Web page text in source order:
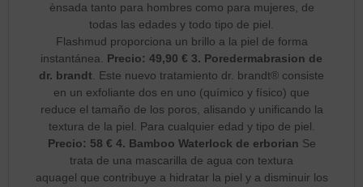
ènsada tanto para hombres como para mujeres, de
todas las edades y todo tipo de piel.
Flashmud proporciona un brillo a la piel de forma
instantánea. Precio: 49,90 € 3. Poredermabrasion de
dr. brandt. Este nuevo tratamiento dr. brandt® consiste
en un exfoliante dos en uno (químico y físico) que
reduce el tamaño de los poros, alisando y unificando la
textura de la piel. Para cualquier edad y tipo de piel.
Precio: 58 € 4. Bamboo Waterlock de erborian Se
trata de una mascarilla de agua con textura
aquagel que contribuye a hidratar la piel y a disminuir los